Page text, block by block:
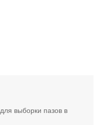
выборки пазов в